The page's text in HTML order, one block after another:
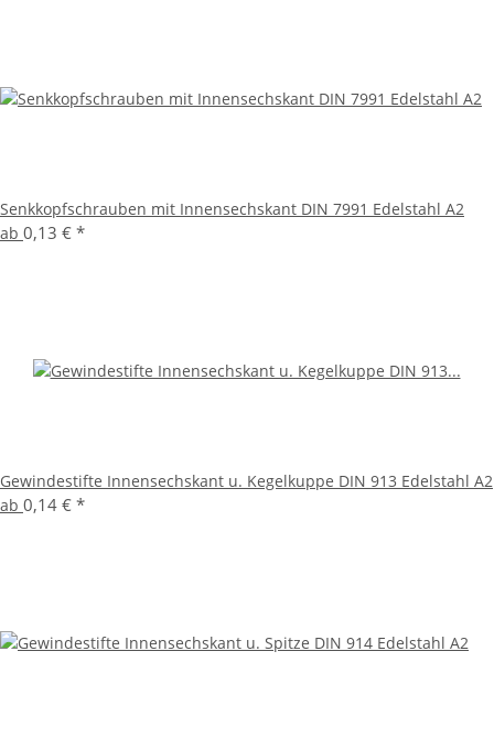
Senkkopfschrauben mit Innensechskant DIN 7991 Edelstahl A2
ab 0,13 € *
Gewindestifte Innensechskant u. Kegelkuppe DIN 913 Edelstahl A2
ab 0,14 € *